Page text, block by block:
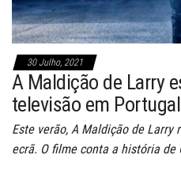
30 Julho, 2021
A Maldição de Larry
televisão em Portugal
Este verão, A Maldição de
ecrã. O filme conta a história de